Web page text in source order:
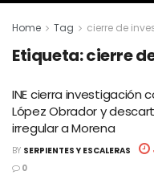
Home Tag cierre de
Etiqueta:cierre
INE cierra investigación
López Obrador y
irregular a Morena
BY SERPIENTES Y ESCALERAS
0